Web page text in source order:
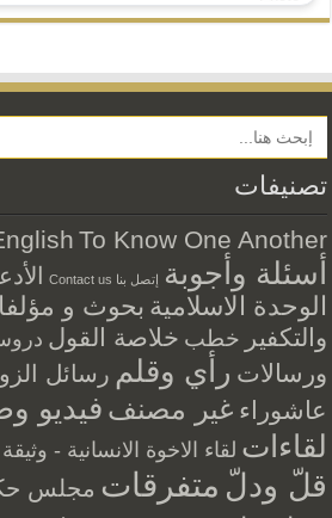
Search Button
تصنيفات
To Know One Another
أسئلة وأجوبة إتصل بنا Contact us
الوحدة الاسلامية بحوث و
والتكفير خطب خلاصة القول
ورسالات رأي وقلم رسائل
عاشوراء غير مصنف فيديو
لقاءات لقاء الاخوة الانسانية -
قلّ ودلّ متفرقات مجلس